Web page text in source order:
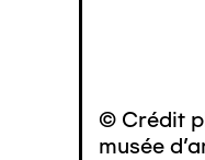
© Crédit
musée